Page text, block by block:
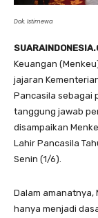
Dok. Istimewa
Keuangan
jajaran
Pancasila sebagai
tanggung jawab
disampaikan
Lahir Pancasila
Senin (1/6).
Dalam amanatnya,
hanya menjadi